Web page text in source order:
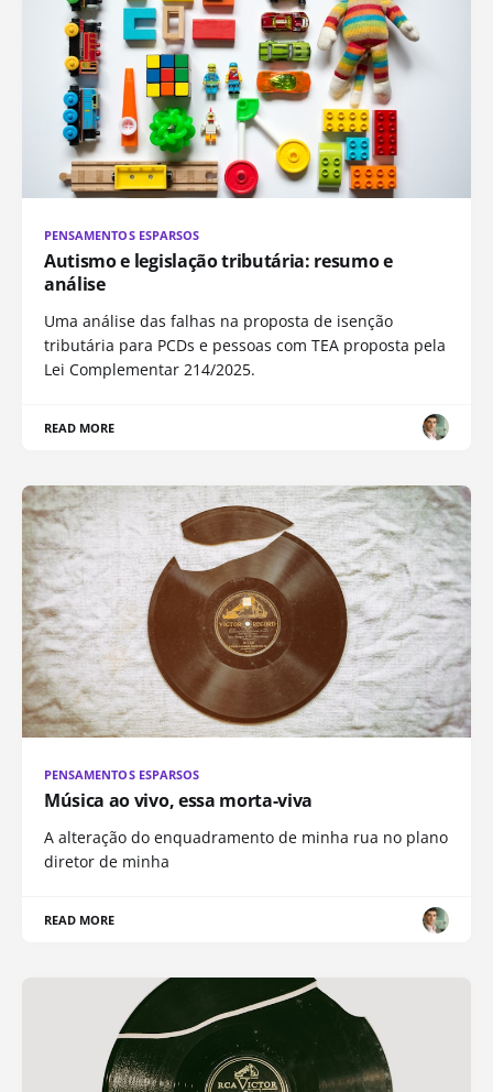
PENSAMENTOS ESPARSOS
Autismo e legislação tributária: resumo e
análise
Uma análise das falhas na proposta de isenção
tributária para PCDs e pessoas com TEA proposta pela
Lei Complementar 214/2025.
READ MORE
PENSAMENTOS ESPARSOS
Música ao vivo, essa morta-viva
A alteração do enquadramento de minha rua no plano
diretor de minha
READ MORE